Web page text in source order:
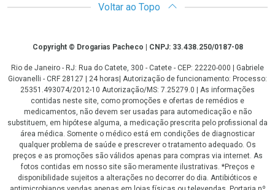
Voltar ao Topo
CopyrightCopyright © Drogarias Pacheco | CNPJ: 33.438.250/0187-08
Rio de Janeiro - RJ: Rua do Catete, 300 - Catete - CEP: 22220-000 | Gabriele
Giovanelli - CRF 28127 | 24 horas| Autorização de funcionamento: Processo:
25351.493074/2012-10 Autorização/MS: 7.25279.0 | As informações
contidas neste site, como promoções e ofertas de remédios e
medicamentos, não devem ser usadas para automedicação e não
substituem, em hipótese alguma, a medicação prescrita pelo profissional da
área médica. Somente o médico está em condições de diagnosticar
qualquer problema de saúde e prescrever o tratamento adequado. Os
preços e as promoções são válidos apenas para compras via internet. As
fotos contidas em nosso site são meramente ilustrativas. *Preços e
disponibilidade sujeitos a alterações no decorrer do dia. Antibióticos e